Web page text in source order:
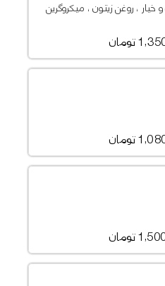
تومان
تومان
تومان